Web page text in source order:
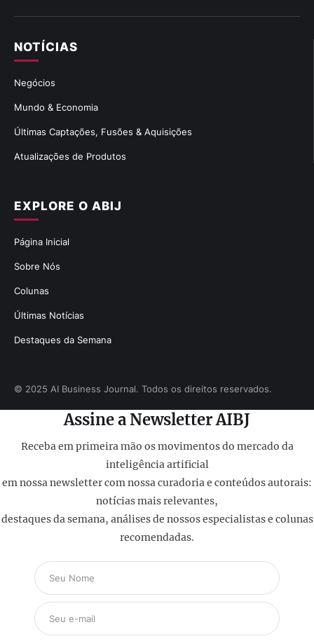
EXPLORE O ABIJ
Página Inicial
Sobre Nós
Colunas
Últimas Notícias
Destaques da Semana
NOTÍCIAS
Negócios
Mundo & Economia
Últimas Captações, Fusões & Aquisições
Atualizações de Produtos
© 2025 AI Business Journal. Todos os direitos reservados.
Assine a Newsletter AIBJ
Receba em primeira mão os movimentos do mercado da
inteligência artificial
em nossa newsletter com nossa curadoria e conteúdos autorais:
notícias mais relevantes,
destaques da semana, análises de nossos especialistas e colunas
recomendadas.